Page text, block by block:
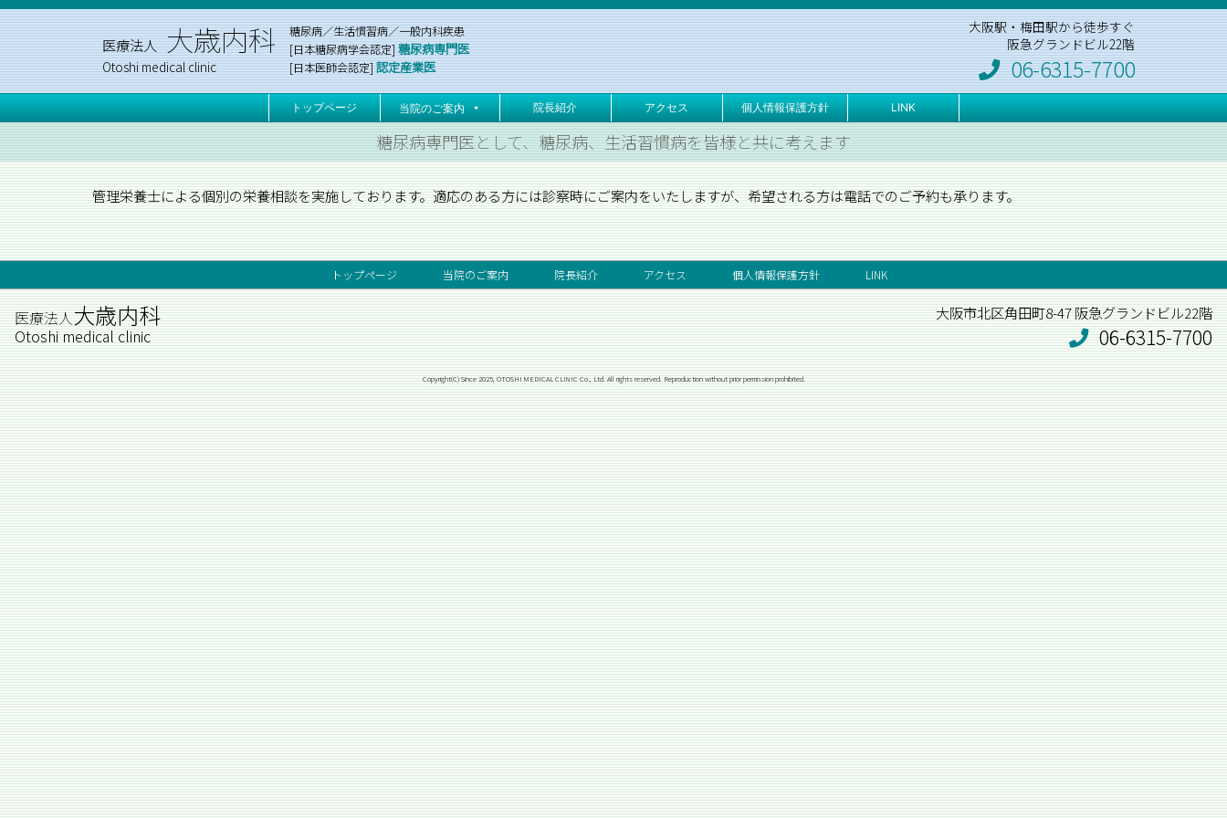
医療法人 大歳内科
Otoshi medical clinic
糖尿病／生活慣習病／一般内科疾患
[日本糖尿病学会認定] 糖尿病専門医
[日本医師会認定] 認定産業医
大阪駅・梅田駅から徒歩すぐ
阪急グランドビル22階
06-6315-7700
トップページ 当院のご案内 院長紹介 アクセス 個人情報保護方針 LINK
糖尿病専門医として、糖尿病、生活習慣病を皆様と共に考えます
管理栄養士による個別の栄養相談を実施しております。適応のある方には診察時にご案内をいたしますが、希望される方は電話でのご予約も承ります。
トップページ 当院のご案内 院長紹介 アクセス 個人情報保護方針 LINK
医療法人大歳内科
Otoshi medical clinic
大阪市北区角田町8-47 阪急グランドビル22階
06-6315-7700
Copyright(C) Since 2025, OTOSHI MEDICAL CLINIC Co., Ltd. All rights reserved. Reproduction without prior permission prohibited.